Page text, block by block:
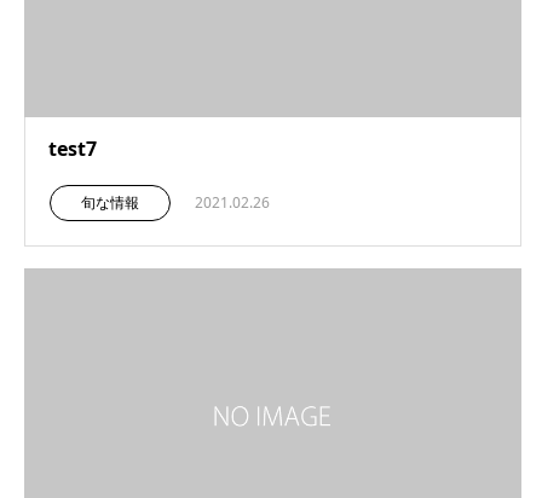
test7
旬な情報 2021.02.26